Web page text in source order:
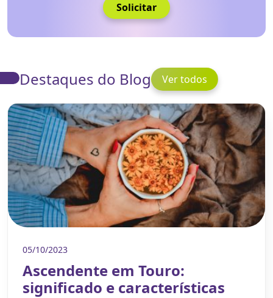
Solicitar
Destaques do Blog Ver todos
05/10/2023
Ascendente em Touro:
significado e características